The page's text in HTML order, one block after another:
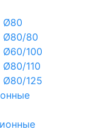
Ø80
Ø80/80
Ø60/100
110
Ø80/125